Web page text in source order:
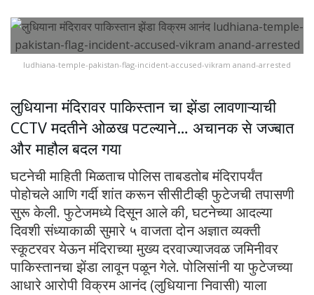
ludhiana-temple-pakistan-flag-incident-accused-vikram anand-arrested
लुधियाना मंदिरावर पाकिस्तान चा झेंडा लावणाऱ्याची
CCTV मदतीने ओळख पटल्याने… अचानक से जज्बात
और माहौल बदल गया
घटनेची माहिती मिळताच पोलिस ताबडतोब मंदिरापर्यंत
पोहोचले आणि गर्दी शांत करून सीसीटीव्ही फुटेजची तपासणी
सुरू केली. फुटेजमध्ये दिसून आले की, घटनेच्या आदल्या
दिवशी संध्याकाळी सुमारे ५ वाजता दोन अज्ञात व्यक्ती
स्कूटरवर येऊन मंदिराच्या मुख्य दरवाज्याजवळ जमिनीवर
पाकिस्तानचा झेंडा लावून पळून गेले. पोलिसांनी या फुटेजच्या
आधारे आरोपी विक्रम आनंद (लुधियाना निवासी) याला